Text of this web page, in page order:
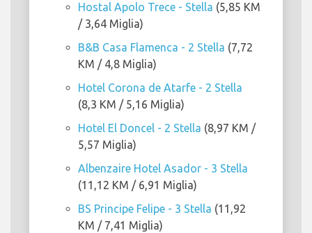
Hostal Apolo Trece - Stella (5,85 KM
/ 3,64 Miglia)
B&B Casa Flamenca - 2 Stella (7,72
KM / 4,8 Miglia)
Hotel Corona de Atarfe - 2 Stella
(8,3 KM / 5,16 Miglia)
Hotel El Doncel - 2 Stella (8,97 KM /
5,57 Miglia)
Albenzaire Hotel Asador - 3 Stella
(11,12 KM / 6,91 Miglia)
BS Principe Felipe - 3 Stella (11,92
KM / 7,41 Miglia)